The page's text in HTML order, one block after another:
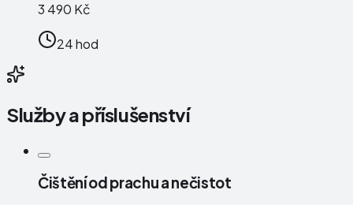
3 490 Kč
24 hod
Služby a příslušenství
Čištění od prachu a nečistot